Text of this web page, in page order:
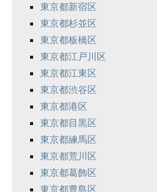
東京都新宿区
東京都杉並区
東京都板橋区
東京都江戸川区
東京都江東区
東京都渋谷区
東京都港区
東京都目黒区
東京都練馬区
東京都荒川区
東京都葛飾区
東京都豊島区